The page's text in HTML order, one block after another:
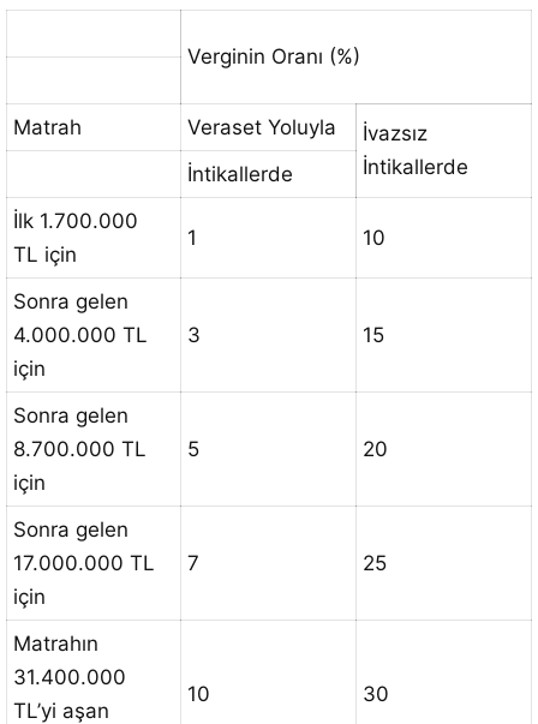
Verginin Oranı (%)
Matrah Veraset Yoluyla
İvazsız
İntikallerde
İntikallerde
İlk 1.700.000
TL için
1 10
Sonra gelen
4.000.000 TL
için
3 15
Sonra gelen
8.700.000 TL
için
5 20
Sonra gelen
17.000.000 TL
için
7 25
Matrahın
31.400.000
TL’yi aşan
10 30